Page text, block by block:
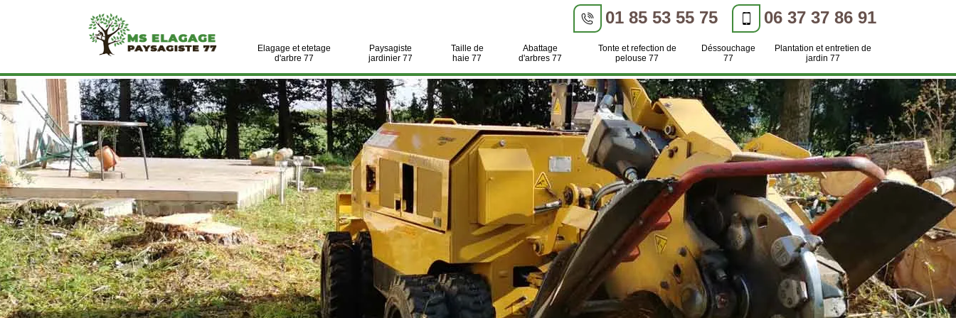
01 85 53 55 75 06 37 37 86 91
Elagage et etetage
d'arbre 77
Paysagiste
jardinier 77
Taille de
haie 77
Abattage
d'arbres 77
Tonte et refection de
pelouse 77
Déssouchage
77
Plantation et entretien de
jardin 77